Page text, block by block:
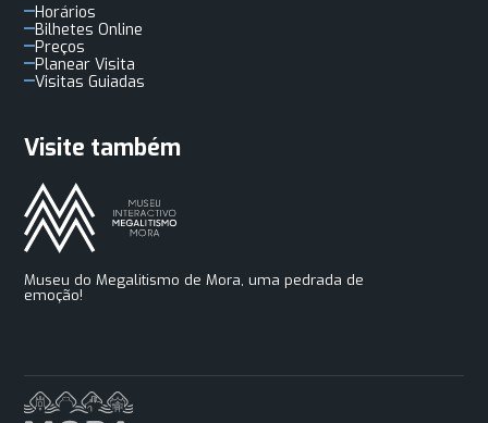
Horários
Bilhetes Online
Preços
Planear Visita
Visitas Guiadas
Visite também
Museu do Megalitismo de Mora, uma pedrada de
emoção!